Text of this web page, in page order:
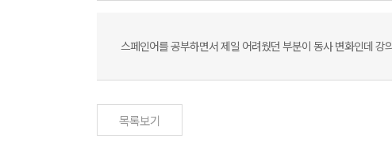
스페인어를 공부하면서 제일 어려웠던 부분이 동사 변화인데 강
목록보기